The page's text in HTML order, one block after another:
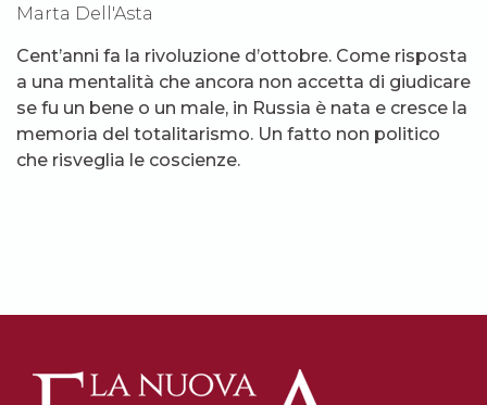
Marta Dell'Asta
Cent’anni fa la rivoluzione d’ottobre. Come risposta
a una mentalità che ancora non accetta di giudicare
se fu un bene o un male, in Russia è nata e cresce la
memoria del totalitarismo. Un fatto non politico
che risveglia le coscienze.